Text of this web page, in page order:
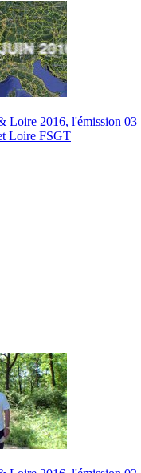
Loire 2016, l'émission 03
Loire FSGT